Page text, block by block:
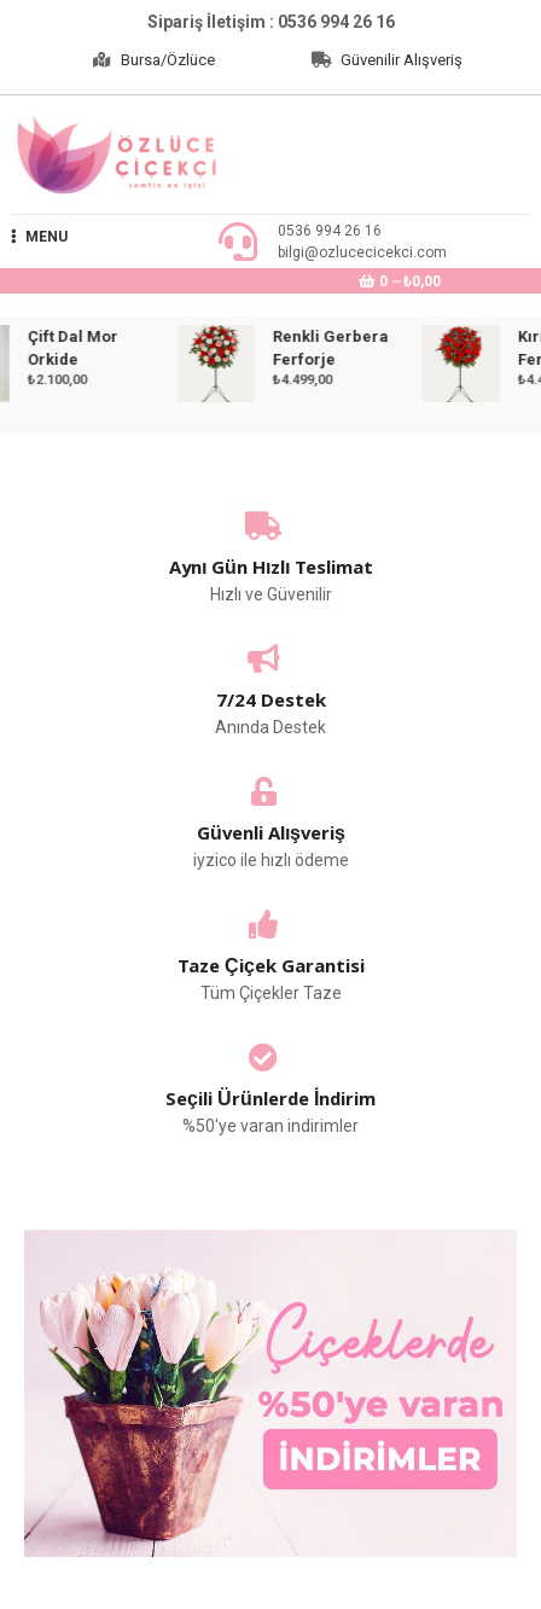
Sipariş İletişim : 0536 994 26 16
Bursa/Özlüce Güvenilir Alışveriş
Özlüce Çiçekçi
MENU
0536 994 26 16
bilgi@ozlucecicekci.com
0
₺0,00
Çift Dal Mor
Orkide
2.100,00
Renkli Gerbera
Ferforje
4.499,00
Aynı Gün Hızlı Teslimat
Hızlı ve Güvenilir
7/24 Destek
Anında Destek
Güvenli Alışveriş
iyzico ile hızlı ödeme
Taze Çiçek Garantisi
Tüm Çiçekler Taze
Seçili Ürünlerde İndirim
%50'ye varan indirimler